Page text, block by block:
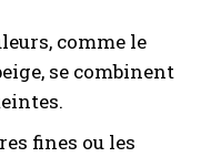
comme le
se combinent
fines ou les